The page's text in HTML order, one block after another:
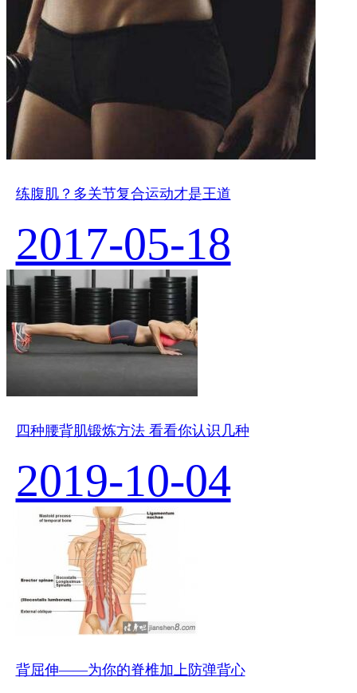
练腹肌？多关节复合运动才是王道
2017-05-18
四种腰背肌锻炼方法 看看你认识几种
2019-10-04
背屈伸——为你的脊椎加上防弹背心